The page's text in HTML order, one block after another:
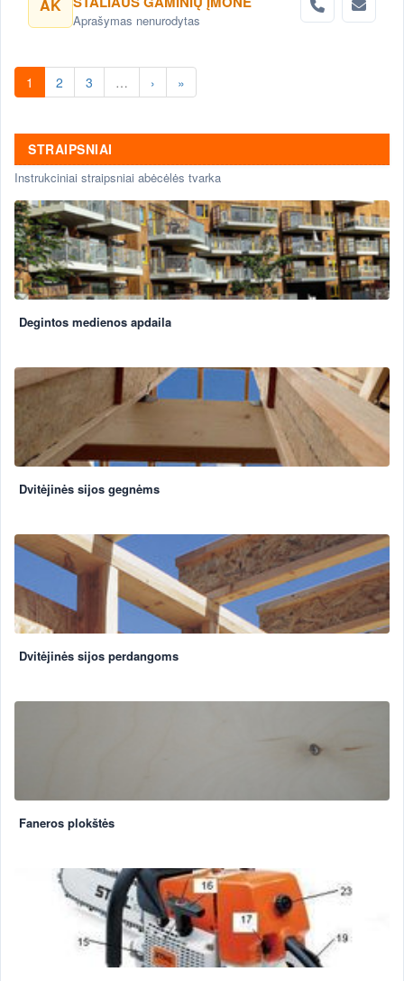
AK
Aprašymas nenurodytas
1 2 3 … › »
STRAIPSNIAI
Instrukciniai straipsniai abėcėlės tvarka
Degintos medienos apdaila
Dvitėjinės sijos gegnėms
Dvitėjinės sijos perdangoms
Faneros plokštės